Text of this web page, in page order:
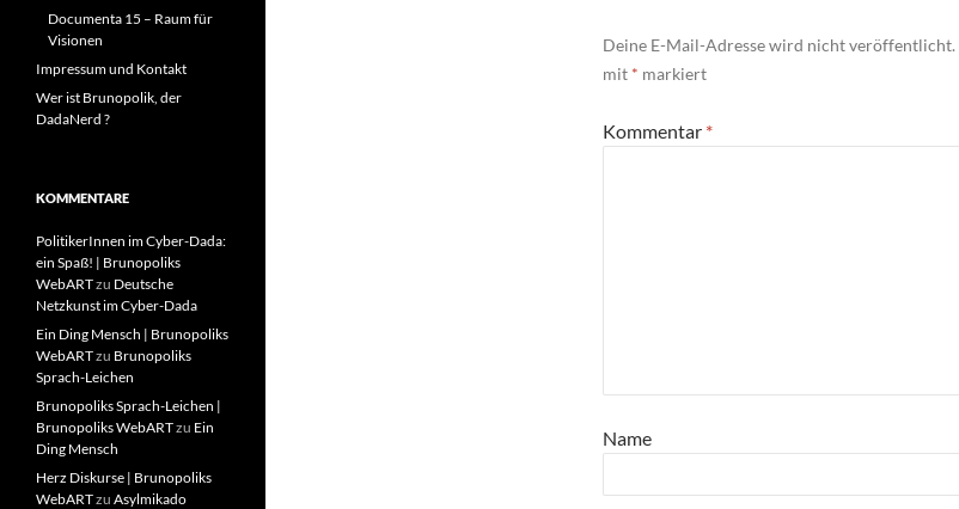
Deine E-Mail-Adresse wird nicht veröffentlicht.
mit * markiert
Kommentar *
Name
Documenta 15 – Raum für
Visionen
Impressum und Kontakt
Wer ist Brunopolik, der
DadaNerd ?
KOMMENTARE
PolitikerInnen im Cyber-Dada:
ein Spaß! | Brunopoliks
WebARTzu Deutsche
Netzkunst im Cyber-Dada
Ein Ding Mensch | Brunopoliks
WebARTzu Brunopoliks
Sprach-Leichen
Brunopoliks Sprach-Leichen |
Brunopoliks WebARTzu Ein
Ding Mensch
Herz Diskurse | Brunopoliks
WebARTzu Asylmikado